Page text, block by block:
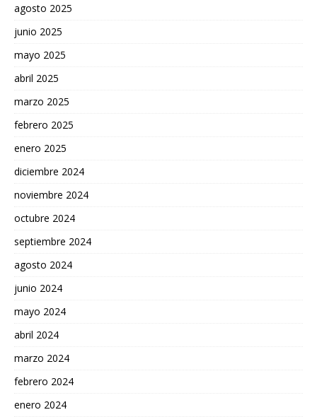
agosto 2025
junio 2025
mayo 2025
abril 2025
marzo 2025
febrero 2025
enero 2025
diciembre 2024
noviembre 2024
octubre 2024
septiembre 2024
agosto 2024
junio 2024
mayo 2024
abril 2024
marzo 2024
febrero 2024
enero 2024